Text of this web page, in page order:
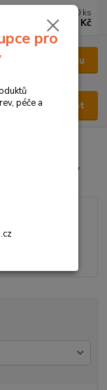
Menu
Hledat
0 ks
0 Kč
50 ml - NEW
- NEW
pro
péče a